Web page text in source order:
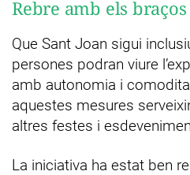
Rebre amb els
Que Sant Joan sigui
persones podran viure
amb autonomia i
aquestes mesures
altres festes i
La iniciativa ha estat ben